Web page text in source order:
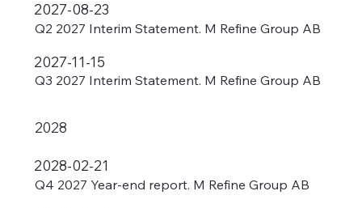
Q2 2027 Interim Statement. M Refine Group AB
2027-08-23
Q3 2027 Interim Statement. M Refine Group AB
2027-11-15
2028
Q4 2027 Year-end report. M Refine Group AB
2028-02-21